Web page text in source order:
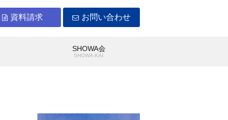
資料請求 お問い合わせ
SHOWA会
SHOWA-KAI